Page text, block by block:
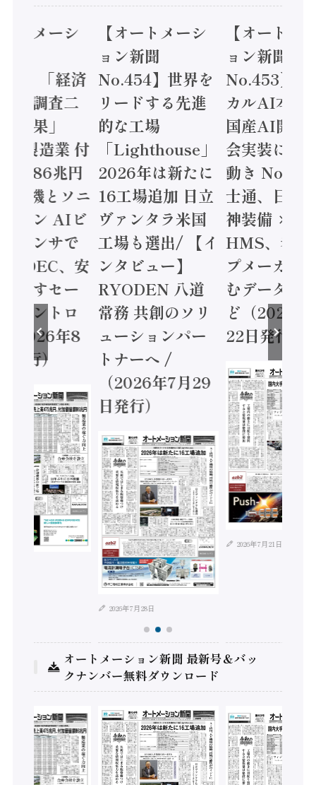
トメーシ
】「経済
態調査二
結果」
年製造業 付
額86兆円
電機とソニ
コン AIビ
センサで
/ IDEC、安
かすセー
コントロ
2026年8
発行）
【オートメーシ
ョン新聞
No.454】世界を
リードする先進
的な工場
「Lighthouse」
2026年は新たに
16工場追加 日立
ヴァンタラ米国
工場も選出/ 【イ
ンタビュー】
RYODEN 八道
常務 共創のソリ
ューションパー
トナーへ /
（2026年7月29
日発行）
2026年7月28日
【オートメ
ョン新聞
No.453】フ
カルAI本格
国産AI開発
会実装に活
動き
士通、日立
神装備 ×
HMS、老舗
プメーカー
むデータ活
ど（2026年
22日発行）
2026年7月21日
オートメーション新聞 最新号＆バッ
クナンバー無料ダウンロード